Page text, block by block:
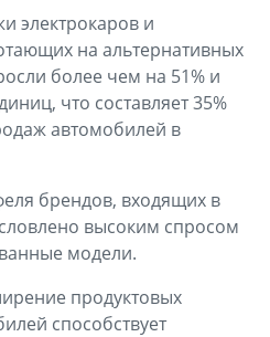
OKAVANGO
от 3 429 990 ₽*
PREFACE
электрокаров и
на альтернативных
более чем на 51% и
что составляет 35%
автомобилей в
брендов, входящих в
высоким спросом
модели.
продуктовых
способствует